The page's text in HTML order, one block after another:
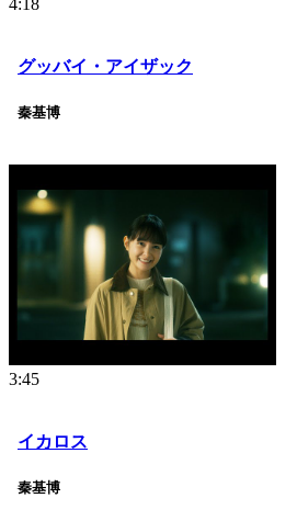
4:18
グッバイ・アイザック
秦基博
3:45
イカロス
秦基博